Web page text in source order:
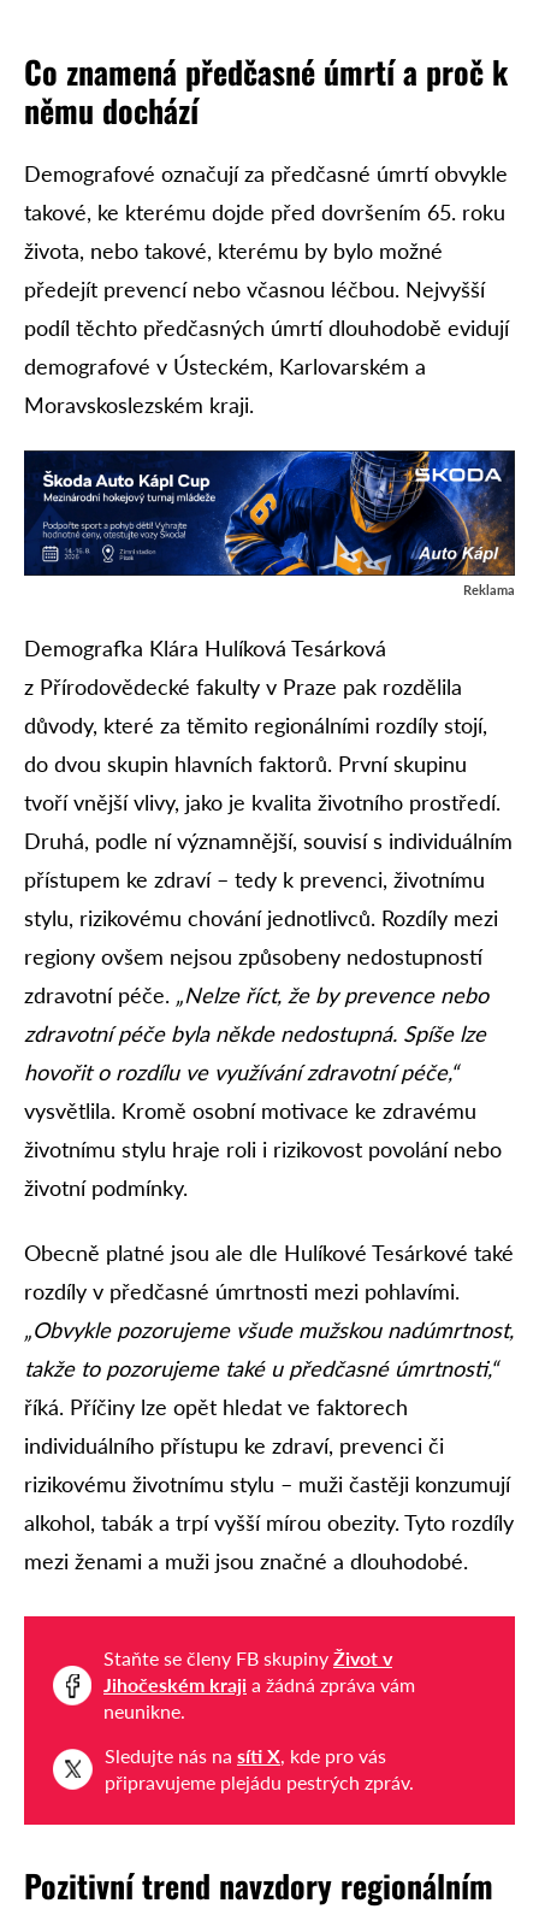
Co znamená předčasné úmrtí a proč k
němu dochází
Demografové označují za předčasné úmrtí obvykle
takové, ke kterému dojde před dovršením 65. roku
života, nebo takové, kterému by bylo možné
předejít prevencí nebo včasnou léčbou. Nejvyšší
podíl těchto předčasných úmrtí dlouhodobě evidují
demografové v Ústeckém, Karlovarském a
Moravskoslezském kraji.
Reklama
Demografka Klára Hulíková Tesárková
z Přírodovědecké fakulty v Praze pak rozdělila
důvody, které za těmito regionálními rozdíly stojí,
do dvou skupin hlavních faktorů. První skupinu
tvoří vnější vlivy, jako je kvalita životního prostředí.
Druhá, podle ní významnější, souvisí s individuálním
přístupem ke zdraví – tedy k prevenci, životnímu
stylu, rizikovému chování jednotlivců. Rozdíly mezi
regiony ovšem nejsou způsobeny nedostupností
zdravotní péče. „Nelze říct, že by prevence nebo
zdravotní péče byla někde nedostupná. Spíše lze
hovořit o rozdílu ve využívání zdravotní péče,“
vysvětlila. Kromě osobní motivace ke zdravému
životnímu stylu hraje roli i rizikovost povolání nebo
životní podmínky.
Obecně platné jsou ale dle Hulíkové Tesárkové také
rozdíly v předčasné úmrtnosti mezi pohlavími.
„Obvykle pozorujeme všude mužskou nadúmrtnost,
takže to pozorujeme také u předčasné úmrtnosti,“
říká. Příčiny lze opět hledat ve faktorech
individuálního přístupu ke zdraví, prevenci či
rizikovému životnímu stylu – muži častěji konzumují
alkohol, tabák a trpí vyšší mírou obezity. Tyto rozdíly
mezi ženami a muži jsou značné a dlouhodobé.
Staňte se členy FB skupiny Život v
Jihočeském kraji a žádná zpráva vám
neunikne.
Sledujte nás na síti X, kde pro vás
připravujeme plejádu pestrých zpráv.
Pozitivní trend navzdory regionálním